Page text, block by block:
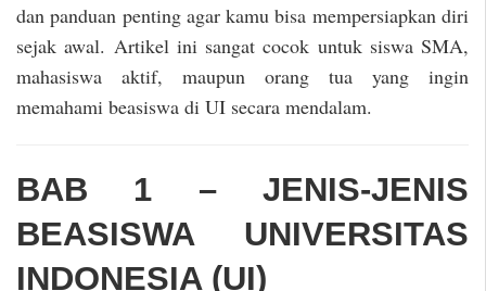
dan panduan penting agar kamu bisa mempersiapkan diri
sejak awal. Artikel ini sangat cocok untuk siswa SMA,
mahasiswa aktif, maupun orang tua yang ingin
memahami beasiswa di UI secara mendalam.
BAB 1 – JENIS-JENIS
BEASISWA UNIVERSITAS
INDONESIA (UI)